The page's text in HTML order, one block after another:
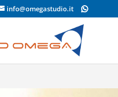
info@omegastudio.it